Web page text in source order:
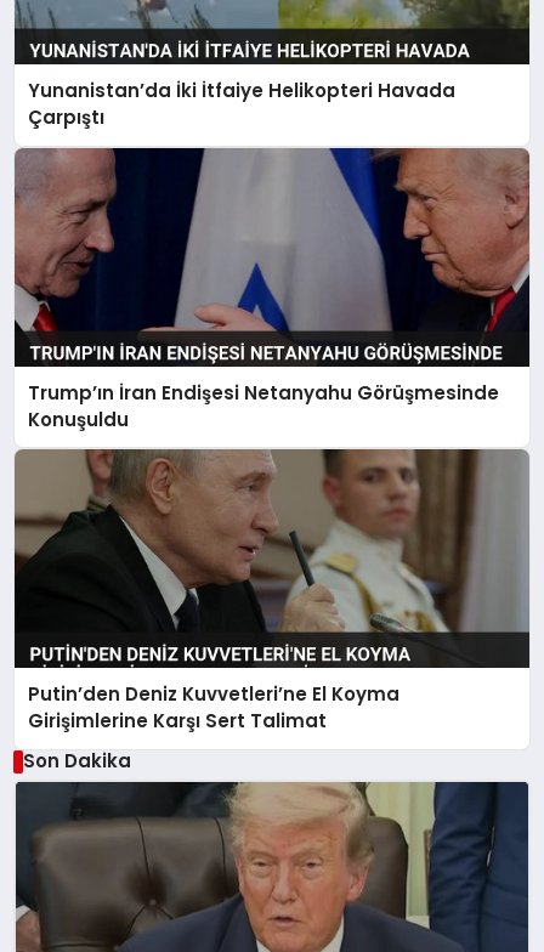
Yunanistan’da İki İtfaiye Helikopteri Havada
Çarpıştı
Trump’ın İran Endişesi Netanyahu Görüşmesinde
Konuşuldu
Putin’den Deniz Kuvvetleri’ne El Koyma
Girişimlerine Karşı Sert Talimat
Son Dakika